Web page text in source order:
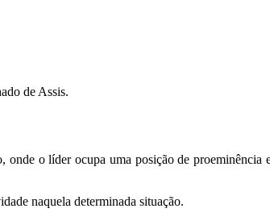
de Assis.
o líder ocupa uma posição de
naquela determinada situação.